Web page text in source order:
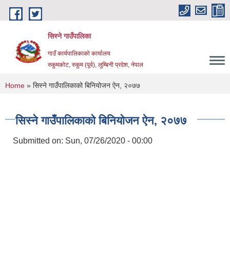
Skip to main content
सिस्ने गाउँपालिका
गाउँ कार्यपालिकाको कार्यालय
रुकुमकोट, रुकुम (पूर्व), लुम्बिनी प्रदेश, नेपाल
You are here
Home » सिस्ने गाउँपालिकाको बिनियोजन ऐन, २०७७
सिस्ने गाउँपालिकाको बिनियोजन ऐन, २०७७
Submitted on: Sun, 07/26/2020 - 00:00